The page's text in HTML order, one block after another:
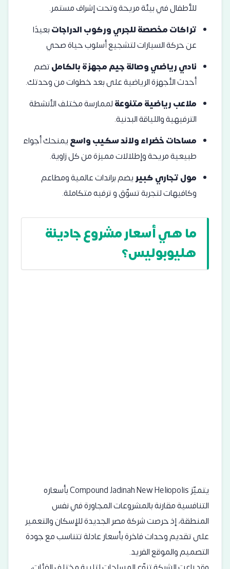
للأطفال في بيئة مريحة وتحت إشراف مستمر.
تراكات مخصصة للجري وركوب الدراجاتبعيدًا
عن حركة السيارات لتشجيع أسلوب حياة صحي
نادي رياضي وصالة جيم مجهزة بالكاملتضم
أحدث الأجهزة الرياضية على بعد خطوات من وحدتك.
ملاعب رياضية متنوعةلممارسة مختلف الأنشطة
الترفيهية واللياقة البدنية.
مساحات خضراء ولاند سكيب واسعيمنحك أجواء
طبيعية مريحة وإطلالات مميزة من كل زاوية.
مول تجاري كبيريضم براندات عالمية ومطاعم
وكافيهات لتجربة تسوّق و ترفيه متكاملة.
ما هي أسعار مشروع جادينة
هليوبوليس؟
يتميّز Compound Jadinah New Heliopolis بأسعاره
التنافسية مقارنة بالمشروعات المجاورة في نفس
المنطقة، إذ حرصت شركة مصر الجديدة للإسكان والتعمير
على تقديم وحدات فاخرة بأسعار عادلة تتناسب مع جودة
التصميم والموقع الفريد.